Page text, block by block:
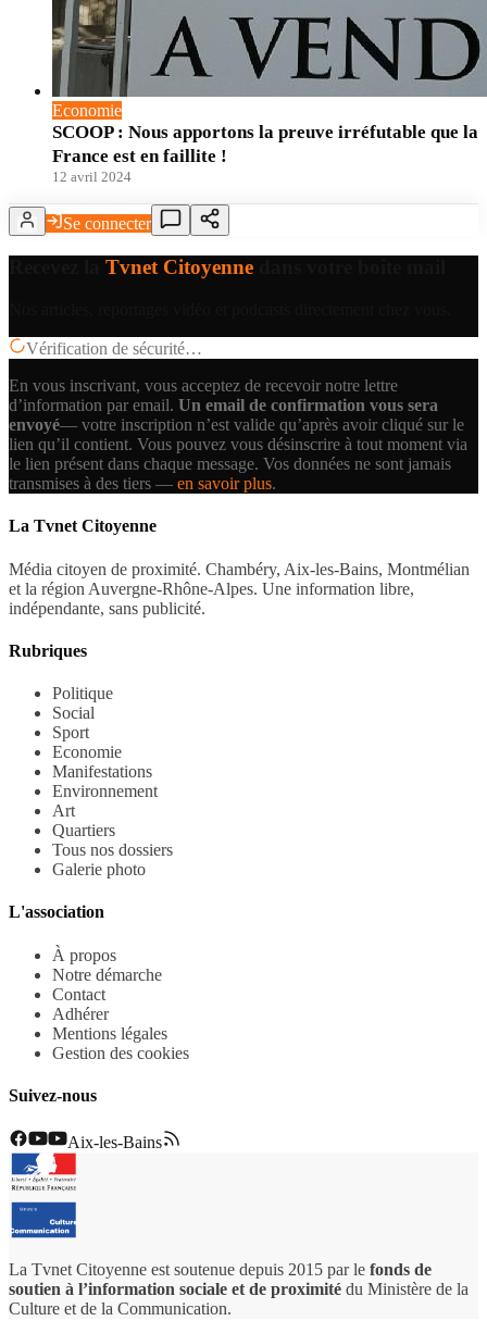
Economie
SCOOP : Nous apportons la preuve irréfutable que la
France est en faillite !
12 avril 2024
Se connecter
Tvnet Citoyenne
Vérification de sécurité…
En vous inscrivant, vous acceptez de recevoir notre lettre
d’information par email. Un email de confirmation vous sera
envoyé— votre inscription n’est valide qu’après avoir cliqué sur le
lien qu’il contient. Vous pouvez vous désinscrire à tout moment via
le lien présent dans chaque message. Vos données ne sont jamais
transmises à des tiers — en savoir plus.
La Tvnet Citoyenne
Média citoyen de proximité. Chambéry, Aix-les-Bains, Montmélian
et la région Auvergne-Rhône-Alpes. Une information libre,
indépendante, sans publicité.
Rubriques
Politique
Social
Sport
Economie
Manifestations
Environnement
Art
Quartiers
Tous nos dossiers
Galerie photo
L'association
À propos
Notre démarche
Contact
Adhérer
Mentions légales
Gestion des cookies
Suivez-nous
Aix-les-Bains
La Tvnet Citoyenne est soutenue depuis 2015 par le fonds de
soutien à l’information sociale et de proximité du Ministère de la
Culture et de la Communication.